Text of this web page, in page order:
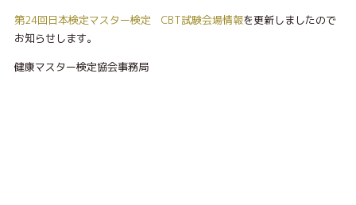
第24回日本検定マスター検定 CBT試験会場情報を更新しましたので
お知らせします。
健康マスター検定協会事務局